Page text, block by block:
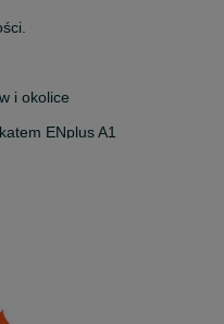
i okolice
ENplus A1